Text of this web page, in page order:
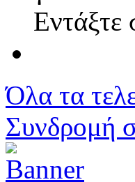
Όλα τα
Συνδρομή